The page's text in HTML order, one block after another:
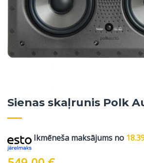
Sienas skaļrunis Polk
Ikmēneša maksājums no